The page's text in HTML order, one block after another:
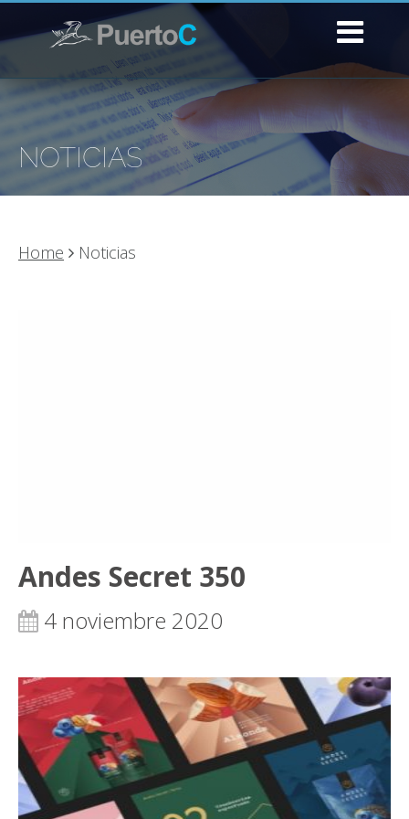
NOTICIAS
Home Noticias
Andes Secret 350
4 noviembre 2020